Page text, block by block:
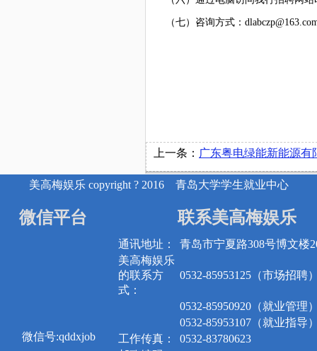
（七）咨询方式：
上一条： 广东粤电绿能新能源有限公司
美高梅娱乐 copyright ? 2016 青岛大学学生就业中心
微信平台
微信号:qddxjob
联系美高梅娱乐
通讯地址：
青岛市宁夏路308号博文楼
美高梅娱乐
的联系方
式：
0532-85953125（市场招聘
0532-85950920（就业管理
0532-85953107（就业指导
工作传真：
0532-83780623